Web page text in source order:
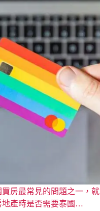
房最常見的問題之一，就
地產時是否需要泰國…